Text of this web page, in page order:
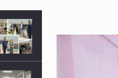
العربي >> المزيد
المزيد